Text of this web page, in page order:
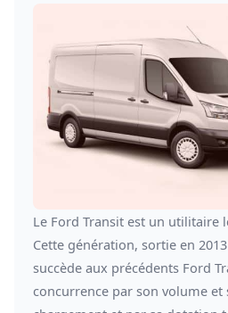
Le Ford Transit est un utilitaire
Cette génération, sortie en
succède aux précédents Ford
concurrence par son volume et